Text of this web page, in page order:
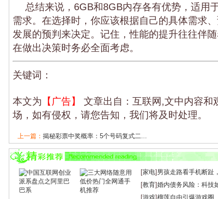
总结来说，6GB和8GB内存各有优势，适用
需求。在选择时，你应该根据自己的具体需求
发展的预判来决定。记住，性能的提升往往伴
在做出决策时务必全面考虑。
关键词：
本文为 【广告】
文章出自：互联网,文中内容和
场，如有侵权，请您告知，我们将及时处理。
上一篇： 揭秘彩票中奖概率：5个号码复式二...
下一篇：运营培训班学费大概多少？
[家电] 男孩走路看手机断趾
[教育]婚内债务风险：科技
[游戏]榴莲自由引爆游戏圈